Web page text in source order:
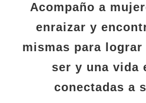
Acompaño a
enraizar y
mismas para
ser y una vida
conectadas a